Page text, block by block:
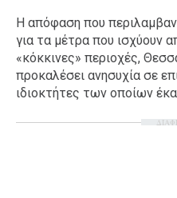
Food
Body+Mind
Ταξίδια
Style
Σπίτι
Family
Η απόφαση που
για τα μέτρα που ισχύουν
«κόκκινες» περιοχές,
προκαλέσει ανησυχία σε
ιδιοκτήτες των οποίων